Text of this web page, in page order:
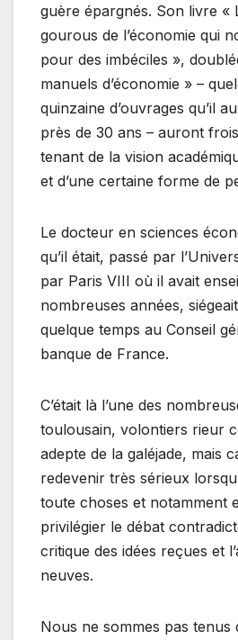
guère épargnés. Son livre «
gourous de l’économie qui
pour des imbéciles »,
manuels d’économie » –
quinzaine d’ouvrages qu’il
près de 30 ans – auront
tenant de la vision
et d’une certaine forme de
Le docteur en sciences
qu’il était, passé par
par Paris VIII où il avait
nombreuses années,
quelque temps au Conseil
banque de France.
C’était là l’une des
toulousain, volontiers rieur
adepte de la galéjade, mais
redevenir très sérieux
toute choses et notamment
privilégier le débat
critique des idées reçues et
neuves.
Nous ne sommes pas tenus